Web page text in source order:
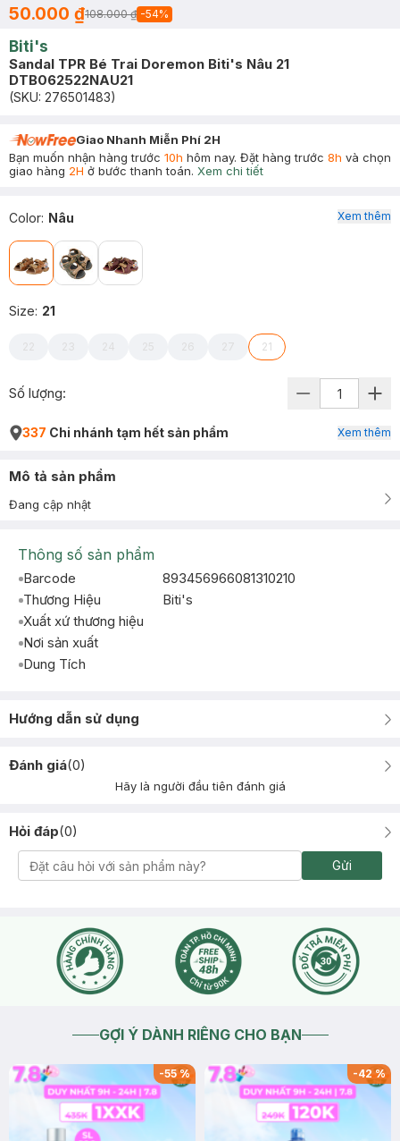
50.000 ₫108.000 ₫ -54%
Biti's
Sandal TPR Bé Trai Doremon Biti's Nâu 21
DTB062522NAU21
(SKU: 276501483)
Giao Nhanh Miễn Phí 2H
Bạn muốn nhận hàng trước 10h hôm nay. Đặt hàng trước 8h và chọn
giao hàng 2H ở bước thanh toán. Xem chi tiết
Color: Nâu
Size: 21
22 23 24 25 26 27 21
Xem thêm
Số lượng:
337 Chi nhánh tạm hết sản phẩm Xem thêm
Mô tả sản phẩm
Đang cập nhật
Thông số sản phẩm
Barcode
893456966081310210
Thương Hiệu
Biti's
Xuất xứ thương hiệu
Nơi sản xuất
Dung Tích
Hướng dẫn sử dụng
Đánh giá(0)
Hãy là người đầu tiên đánh giá
Hỏi đáp(0)
Gửi
GỢI Ý DÀNH RIÊNG CHO BẠN
-55% -42%